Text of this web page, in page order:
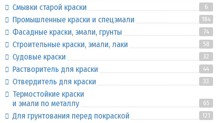
Смывки старой краски 6
Промышленные краски и спецэмали 184
Фасадные краски, эмали, грунты 74
Строительные краски, эмали, лаки 58
Судовые краски 32
Растворитель для краски 44
Отвердитель для краски 33
Термостойкие краски
и эмали по металлу
65
Для грунтования перед покраской 121